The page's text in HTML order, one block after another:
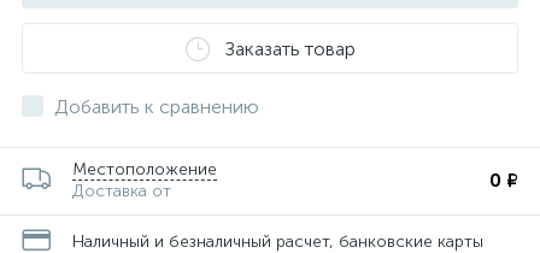
Заказать товар
Добавить к сравнению
Местоположение
Доставка от
0 ₽
Наличный и безналичный расчет, банковские карты